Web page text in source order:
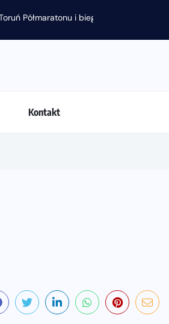
Półmaratonu i biegu na 5 km
Kontakt